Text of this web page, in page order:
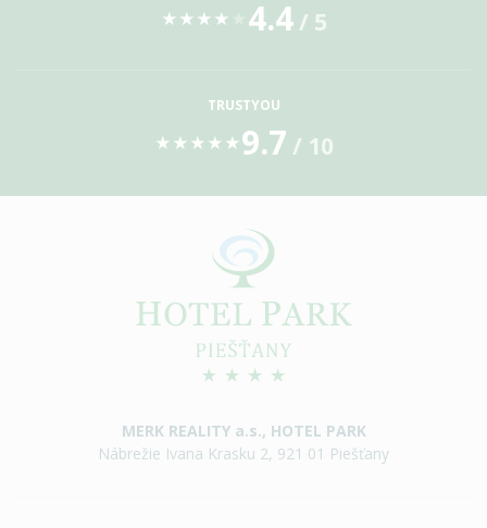
★ ★ ★ ★ 4.4/ 5
TRUSTYOU
★ ★ ★ ★ ★ 9.7 / 10
MERK REALITY a.s., HOTEL PARK
Nábrežie Ivana Krasku 2, 921 01 Piešťany